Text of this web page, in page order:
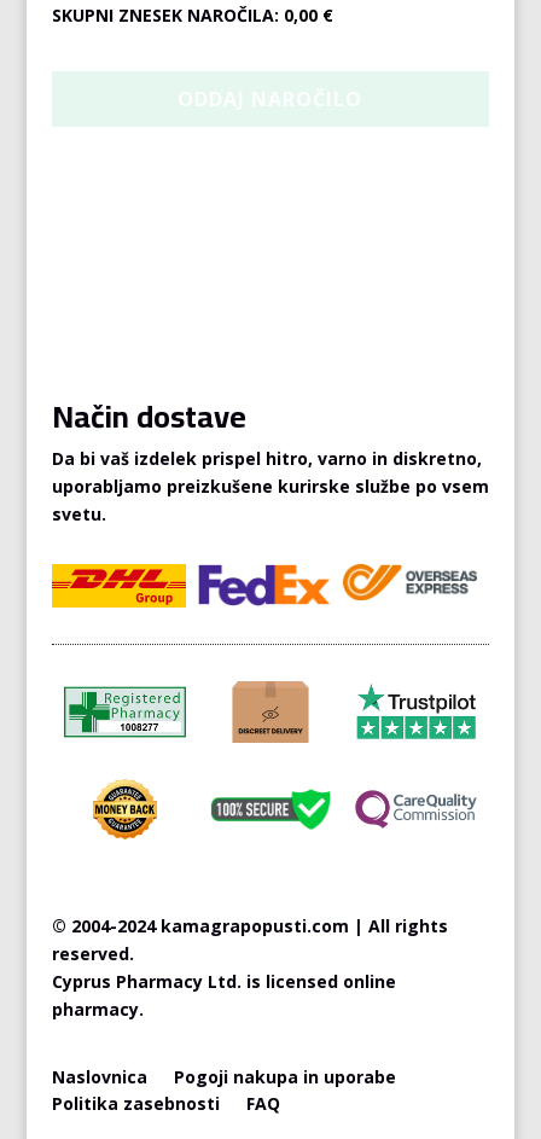
SKUPNI ZNESEK NAROČILA: 0,00 €
Način dostave
Da bi vaš izdelek prispel hitro, varno in diskretno,
uporabljamo preizkušene kurirske službe po vsem
svetu.
© 2004-2024 kamagrapopusti.com | All rights
reserved.
Cyprus Pharmacy Ltd. is licensed online
pharmacy.
Naslovnica
Pogoji nakupa in uporabe
Politika zasebnosti
FAQ